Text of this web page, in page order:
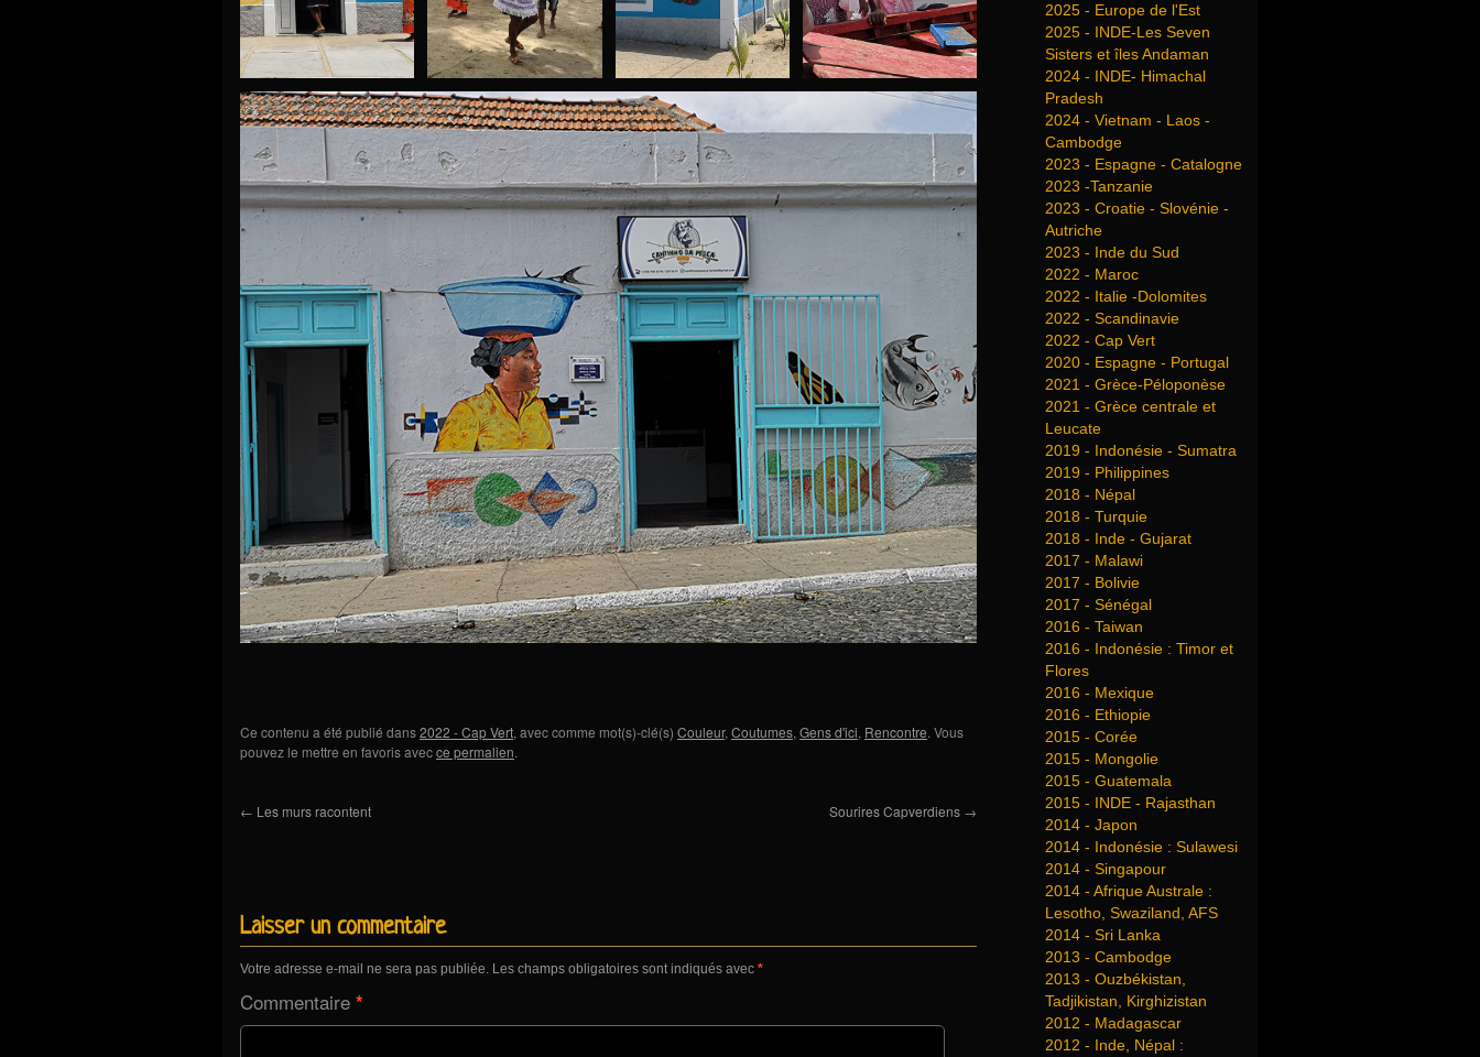
Ce contenu a été publié dans2022 - Cap Vert, avec comme mot(s)-clé(s) Couleur, Coutumes, Gens d'ici, Rencontre. Vous
pouvez le mettre en favoris avecce permalien.
← Les murs racontent Sourires Capverdiens →
Laisser un commentaire
Votre adresse e-mail ne sera pas publiée. Les champs obligatoires sont indiqués avec *
Commentaire *
2025 - Europe de l'Est
2025 - INDE-Les Seven
Sisters et îles Andaman
2024 - INDE- Himachal
Pradesh
2024 - Vietnam - Laos -
Cambodge
2023 - Espagne - Catalogne
2023 -Tanzanie
2023 - Croatie - Slovénie -
Autriche
2023 - Inde du Sud
2022 - Maroc
2022 - Italie -Dolomites
2022 - Scandinavie
2022 - Cap Vert
2020 - Espagne - Portugal
2021 - Grèce-Péloponèse
2021 - Grèce centrale et
Leucate
2019 - Indonésie - Sumatra
2019 - Philippines
2018 - Népal
2018 - Turquie
2018 - Inde - Gujarat
2017 - Malawi
2017 - Bolivie
2017 - Sénégal
2016 - Taiwan
2016 - Indonésie : Timor et
Flores
2016 - Mexique
2016 - Ethiopie
2015 - Corée
2015 - Mongolie
2015 - Guatemala
2015 - INDE - Rajasthan
2014 - Japon
2014 - Indonésie : Sulawesi
2014 - Singapour
2014 - Afrique Australe :
Lesotho, Swaziland, AFS
2014 - Sri Lanka
2013 - Cambodge
2013 - Ouzbékistan,
Tadjikistan, Kirghizistan
2012 - Madagascar
2012 - Inde, Népal :